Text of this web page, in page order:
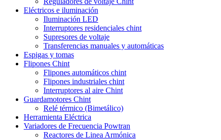
Eléctricos e iluminación
Iluminación LED
Interruptores residenciales chint
Supresores de voltaje
Transferencias manuales y automáticas
Espigas y tomas
Flipones Chint
Flipones automáticos chint
Flipones industriales chint
Interruptores al aire Chint
Guardamotores Chint
Relé térmico (Bimetálico)
Herramienta Eléctrica
Variadores de Frecuencia Powtran
Reactores de Linea Armónica